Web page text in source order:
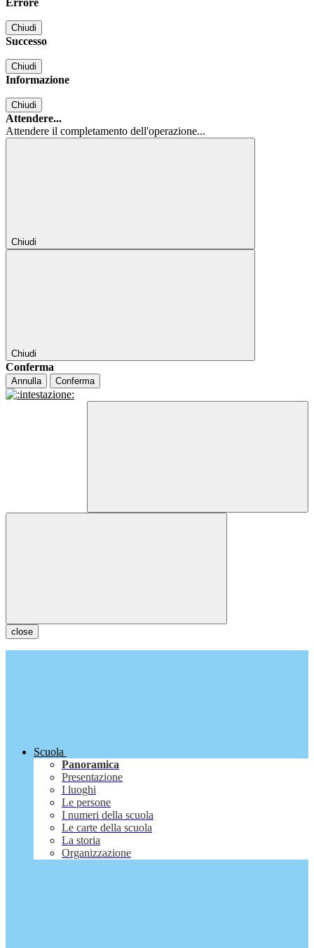
Errore
Chiudi
Successo
Chiudi
Informazione
Chiudi
Attendere...
Attendere il completamento dell'operazione...
Chiudi
Chiudi
Conferma
Annulla Conferma
close
Scuola
Panoramica
Presentazione
I luoghi
Le persone
I numeri della scuola
Le carte della scuola
La storia
Organizzazione